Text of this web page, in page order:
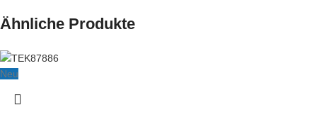
Ähnliche Produkte
Neu